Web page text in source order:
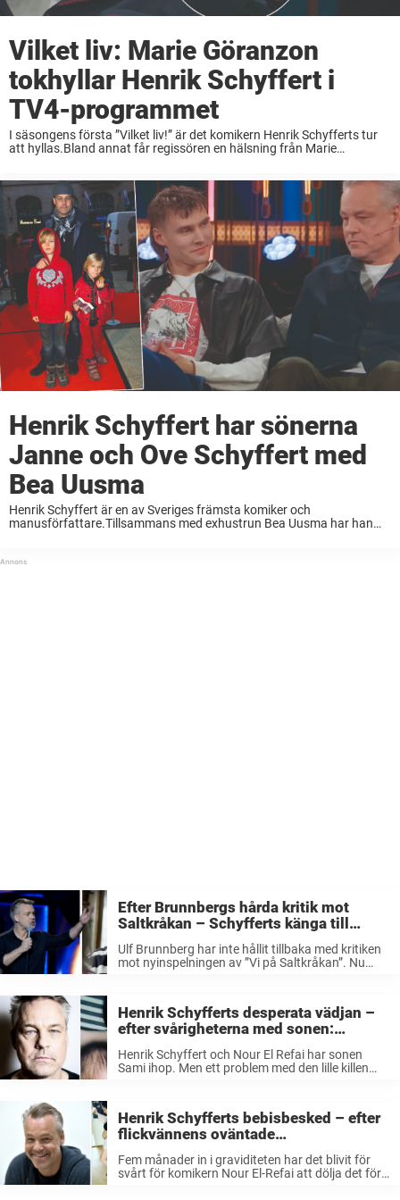
Vilket liv: Marie Göranzon
tokhyllar Henrik Schyffert i
TV4-programmet
I säsongens första ”Vilket liv!” är det komikern Henrik Schyfferts tur
att hyllas.Bland annat får regissören en hälsning från Marie
Henrik Schyffert har sönerna
Janne och Ove Schyffert med
Bea Uusma
Henrik Schyffert är en av Sveriges främsta komiker och
manusförfattare.Tillsammans med exhustrun Bea Uusma har han
Efter Brunnbergs hårda kritik mot
Saltkråkan – Schyfferts känga till
skådespelaren: ”Livrädd”
Ulf Brunnberg har inte hållit tillbaka med kritiken
mot nyinspelningen av ”Vi på Saltkråkan”. Nu
Henrik Schyfferts desperata vädjan –
efter svårigheterna med sonen:
Henrik Schyffert och Nour El Refai har sonen
Sami ihop. Men ett problem med den lille killen
Henrik Schyfferts bebisbesked – efter
flickvännens oväntade
tillkännagivande: ”Det är han som är
pappan”
Fem månader in i graviditeten har det blivit för
svårt för komikern Nour El-Refai att dölja det för